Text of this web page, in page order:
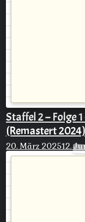
Staffel 2 – Folge
(Remastert 2024)
20. März 202512.